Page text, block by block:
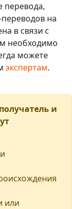
перевода,
переводов на
в связи с
необходимо
можете
экспертам.
и
или